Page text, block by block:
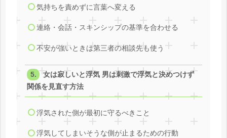
気持ちを責めずに言葉へ変える
連絡・会話・スキンシップの基準を合わせる
不安が強いときは第三者の相談先も使う
女は寂しいと浮気 男は刺激で浮気と決めつけず
関係を見直す方法
浮気された側が最初に守るべきこと
浮気してしまいそうな側が止まるための行動